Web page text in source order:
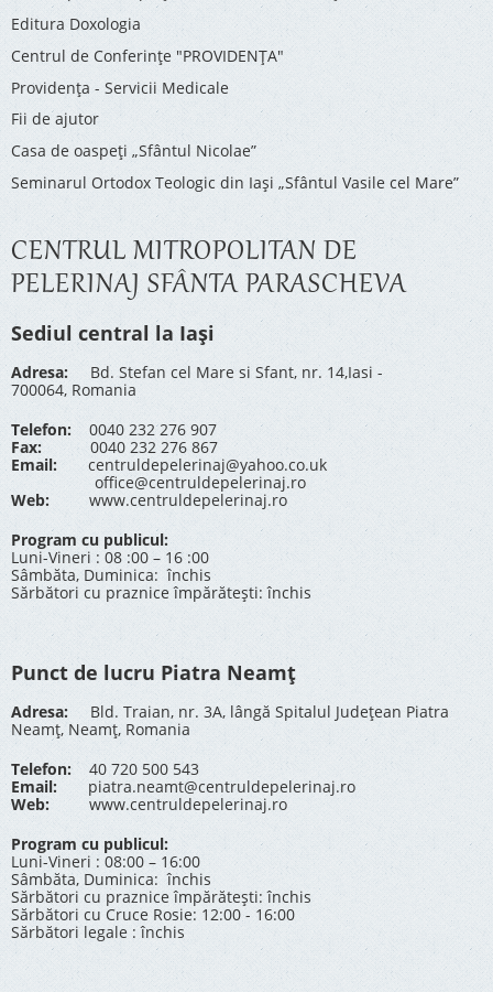
Editura Doxologia
Centrul de Conferinţe "PROVIDENŢA"
Providenţa - Servicii Medicale
Fii de ajutor
Casa de oaspeți „Sfântul Nicolae”
Seminarul Ortodox Teologic din Iași „Sfântul Vasile cel Mare”
CENTRUL MITROPOLITAN DE
PELERINAJ SFÂNTA PARASCHEVA
Sediul central la Iași
Adresa: Bd. Stefan cel Mare si Sfant, nr. 14,Iasi -
700064, Romania
Telefon: 0040 232 276 907
Fax: 0040 232 276 867
Email:
centruldepelerinaj@yahoo.co.uk
office@centruldepelerinaj.ro
Web:
www.centruldepelerinaj.ro
Program cu publicul:
Luni-Vineri : 08 :00 – 16 :00
Sâmbăta, Duminica: închis
Sărbători cu praznice împărătești: închis
Punct de lucru Piatra Neamț
Adresa: Bld. Traian, nr. 3A, lângă Spitalul Județean Piatra
Neamț, Neamț, Romania
Telefon:40 720 500 543
Email:
piatra.neamt@centruldepelerinaj.ro
Web:
www.centruldepelerinaj.ro
Program cu publicul:
Luni-Vineri : 08:00 – 16:00
Sâmbăta, Duminica: închis
Sărbători cu praznice împărătești: închis
Sărbători cu Cruce Rosie: 12:00 - 16:00
Sărbători legale : închis